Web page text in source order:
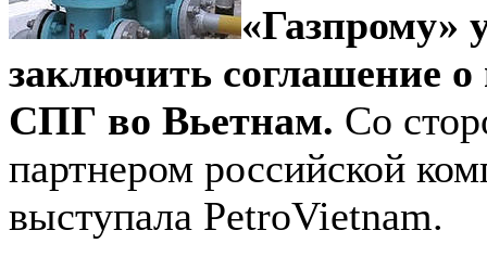
«Газпрому»
заключить соглашение о
СПГ во Вьетнам. Со
партнером российской
выступала PetroVietnam.